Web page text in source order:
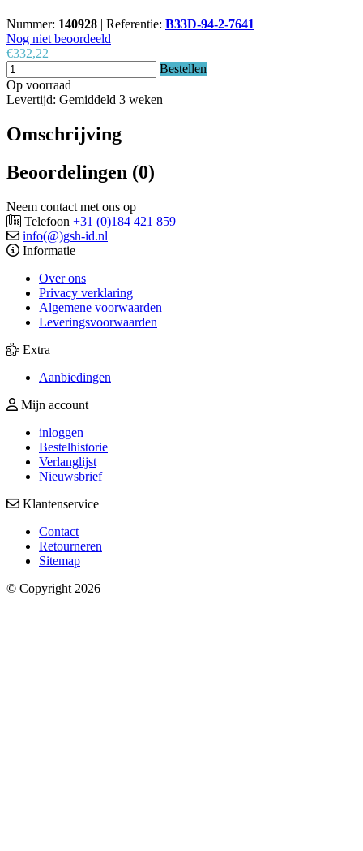
Nummer: 140928 | Referentie: B33D-94-2-7641
Nog niet beoordeeld
€332,22
Bestellen
Op voorraad
Levertijd: Gemiddeld 3 weken
Omschrijving
Beoordelingen (0)
Neem contact met ons op
Telefoon +31 (0)184 421 859
info(@)gsh-id.nl
Informatie
Over ons
Privacy verklaring
Algemene voorwaarden
Leveringsvoorwaarden
Extra
Aanbiedingen
Mijn account
inloggen
Bestelhistorie
Verlanglijst
Nieuwsbrief
Klantenservice
Contact
Retourneren
Sitemap
© Copyright 2026 |